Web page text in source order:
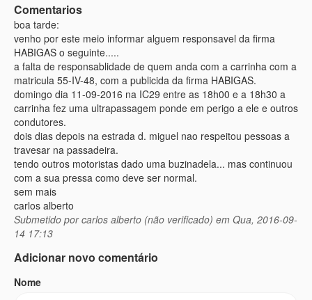
Comentarios
boa tarde:
venho por este meio informar alguem responsavel da firma
HABIGAS o seguinte.....
a falta de responsablidade de quem anda com a carrinha com a
matricula 55-IV-48, com a publicida da firma HABIGAS.
domingo dia 11-09-2016 na IC29 entre as 18h00 e a 18h30 a
carrinha fez uma ultrapassagem ponde em perigo a ele e outros
condutores.
dois dias depois na estrada d. miguel nao respeitou pessoas a
travesar na passadeira.
tendo outros motoristas dado uma buzinadela... mas continuou
com a sua pressa como deve ser normal.
sem mais
carlos alberto
Submetido porcarlos alberto (não verificado) em Qua, 2016-09-
14 17:13
Adicionar novo comentário
Nome